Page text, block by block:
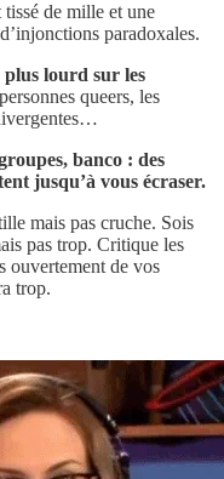
de mille et une
paradoxales.
plus lourd sur les
queers, les
banco : des
jusqu’à vous écraser.
mais pas cruche. Sois
pas trop. Critique les
ouvertement de vos
trop.